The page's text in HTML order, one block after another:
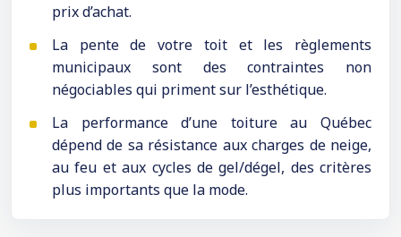
prix d’achat.
La pente de votre toit et les règlements
municipaux sont des contraintes non
négociables qui priment sur l’esthétique.
La performance d’une toiture au Québec
dépend de sa résistance aux charges de neige,
au feu et aux cycles de gel/dégel, des critères
plus importants que la mode.